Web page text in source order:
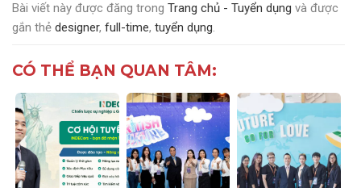
Bài viết này được đăng trong Trang chủ - Tuyển dụng và được
gắn thẻ designer, full-time, tuyển dụng.
CÓ THỂ BẠN QUAN TÂM: